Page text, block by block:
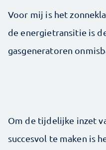
Voor mij is het
de energietransitie is
gasgeneratoren
Om de tijdelijke inzet
succesvol te maken is